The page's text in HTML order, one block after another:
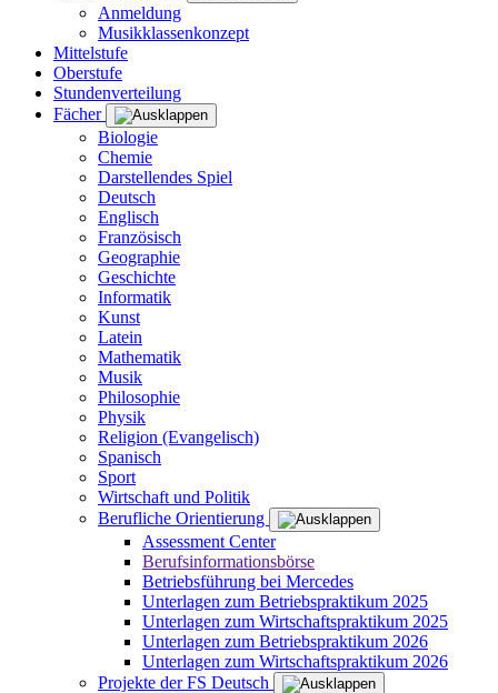
Anmeldung
Musikklassenkonzept
Mittelstufe
Oberstufe
Stundenverteilung
Fächer
Biologie
Chemie
Darstellendes Spiel
Deutsch
Englisch
Französisch
Geographie
Geschichte
Informatik
Kunst
Latein
Mathematik
Musik
Philosophie
Physik
Religion (Evangelisch)
Spanisch
Sport
Wirtschaft und Politik
Berufliche Orientierung
Assessment Center
Berufsinformationsbörse
Betriebsführung bei Mercedes
Unterlagen zum Betriebspraktikum 2025
Unterlagen zum Wirtschaftspraktikum 2025
Unterlagen zum Betriebspraktikum 2026
Unterlagen zum Wirtschaftspraktikum 2026
Projekte der FS Deutsch